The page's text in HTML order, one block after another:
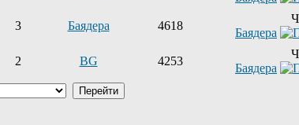
3 Баядера 4618
Баядера
2 BG 4253
Баядера